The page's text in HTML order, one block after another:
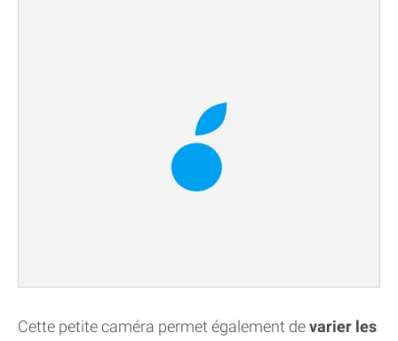
Cette petite caméra permet également devarier les